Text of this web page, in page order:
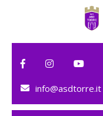
info@asdtorre.it